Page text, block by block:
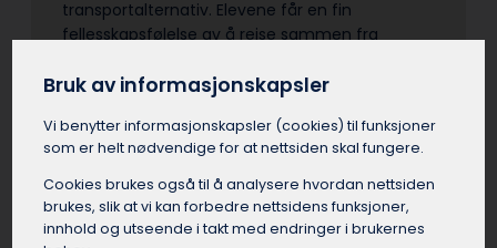
transportalternativ. Elevene får en fin
fellesskapsfølelse av å reise sammen fra
Busselskapet i Lærdal kan bistå med å finne en
dyktig sjåfør som har kjørt mange leirskoleturer
før. Med en leiebuss er reisen til leirskolen fra
Lærdal en komfortabel og sosial start på
oppholdet.
Bruk av informasjonskapsler
Vi benytter informasjons­kapsler (cookies) til funksjoner
som er helt nødvendige for at nettsiden skal fungere.
Cookies brukes også til å analysere hvordan nettsiden
brukes, slik at vi kan forbedre nettsidens funksjoner,
innhold og utseende i takt med endringer i brukernes